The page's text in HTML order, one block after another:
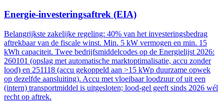
Energie-investeringsaftrek (EIA)
Belangrijkste zakelijke regeling: 40% van het investeringsbedrag
aftrekbaar van de fiscale winst. Min. 5 kW vermogen en min. 15
kWh capaciteit. Twee bedrijfsmiddelcodes op de Energielijst 2026:
260101 (opslag met automatische marktoptimalisatie, accu zonder
lood) en 251118 (accu gekoppeld aan >15 kWp duurzame opwek
op dezelfde aansluiting). Accu met vloeibaar loodzuur of uit een
(intern) transportmiddel is uitgesloten; lood-gel geeft sinds 2026 wél
recht op aftrek.